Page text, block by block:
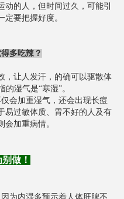
的人，但时间过久，可能引
定要把握好度。
多吃辣？
，让人发汗，的确可以驱散体
湿气是“寒湿”。
会加重湿气，还会出现长痘
易过敏体质、胃不好的人及有
会加重病情。
做！
为内湿多预示着人体肝脾不